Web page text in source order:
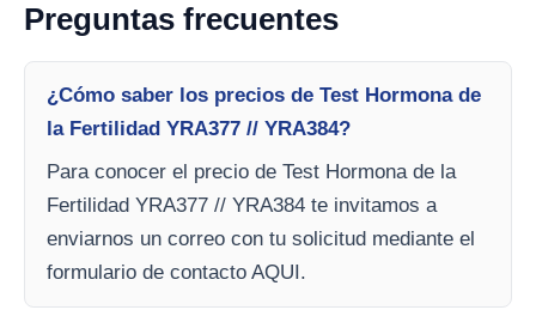
Preguntas frecuentes
¿Cómo saber los precios de Test Hormona de
la Fertilidad YRA377 // YRA384?
Para conocer el precio de Test Hormona de la
Fertilidad YRA377 // YRA384 te invitamos a
enviarnos un correo con tu solicitud mediante el
formulario de contacto AQUI.